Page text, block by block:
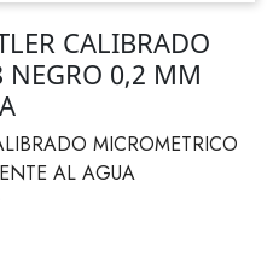
CALIBRADO
NEGRO 0,2 MM
MICROMETRICO
AL AGUA